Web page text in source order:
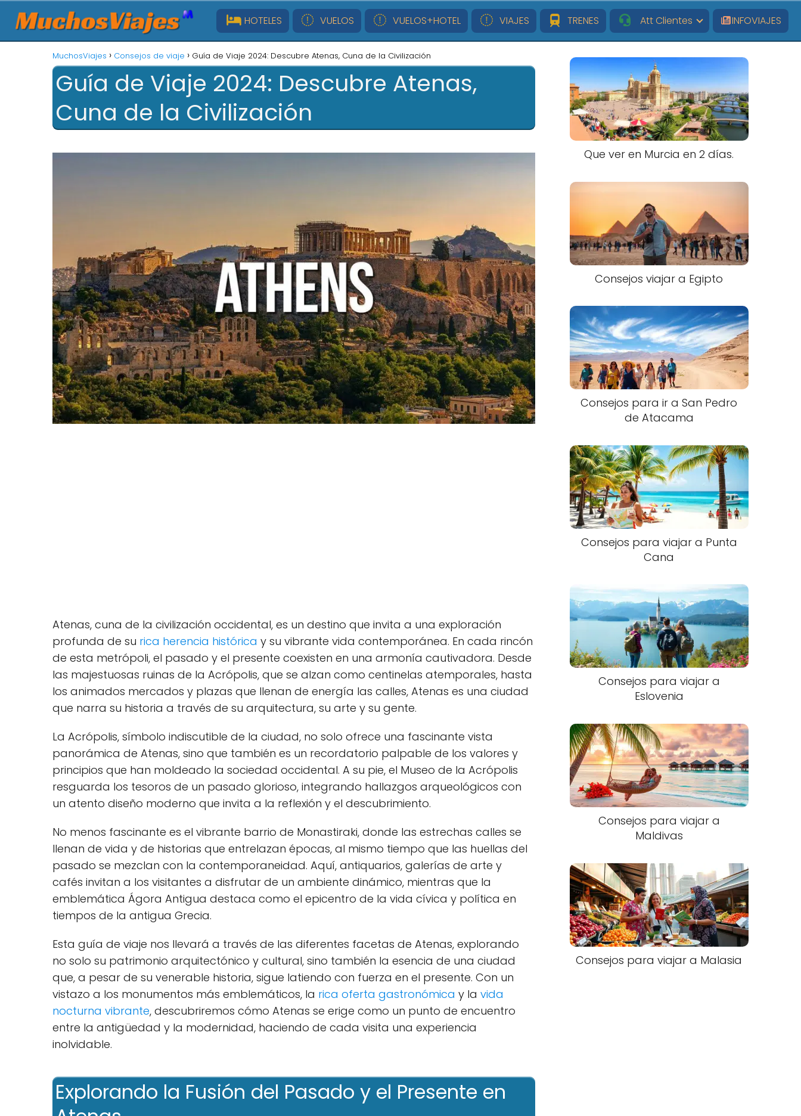
HOTELES VUELOS VUELOS+HOTEL VIAJES TRENES Att Clientes INFOVIAJES
MuchosViajes Consejos de viaje Guía de Viaje 2024: Descubre Atenas, Cuna de la Civilización
Guía de Viaje 2024: Descubre Atenas,
Cuna de la Civilización
Atenas, cuna de la⁢ civilización occidental,​ es un destino‍ que invita a⁤ una⁤ exploración
profunda de su rica‌ herencia histórica y su vibrante vida contemporánea. En cada rincón
de esta metrópoli, el⁢ pasado ⁤y el presente coexisten en‌ una⁢ armonía cautivadora. Desde
las majestuosas ruinas de la Acrópolis, que se alzan ‍como centinelas atemporales, hasta
⁢los animados mercados ‍y plazas que⁣ llenan de energía las calles, ⁤Atenas es una ciudad
‌que narra su historia‍ a través de su⁣ arquitectura, su arte y su gente.
La Acrópolis, símbolo indiscutible de la ciudad, no solo ​ofrece una fascinante vista
panorámica de Atenas, sino que también es​ un recordatorio ​palpable de los valores y
principios que han moldeado la sociedad occidental. A‌ su⁢ pie, el‍ Museo de la ‌Acrópolis
resguarda​ los tesoros de un ⁣pasado glorioso, integrando hallazgos arqueológicos con
un atento ⁣diseño moderno que invita a la reflexión y el descubrimiento.
No menos fascinante es el vibrante barrio de⁢ Monastiraki, donde las estrechas calles se
llenan de vida y de historias que entrelazan épocas, al mismo tiempo que las huellas del
⁤pasado ⁣se‍ mezclan con la ‌contemporaneidad. Aquí, antiquarios, galerías de arte y
cafés invitan a los visitantes a disfrutar de⁢ un ambiente dinámico, mientras que la​
emblemática Ágora Antigua destaca como el epicentro de la vida⁢ cívica ⁤y política‌ en
tiempos de ⁢la antigua⁣ Grecia.
Esta guía de​ viaje nos llevará a través de las ⁢diferentes facetas de⁤ Atenas, explorando‌
no solo su patrimonio arquitectónico y cultural, sino‌ también la esencia ​de una⁢ ciudad
que,⁢ a pesar de su venerable ​historia, sigue latiendo con fuerza en el presente. Con un⁤
vistazo a los monumentos más emblemáticos, la‌ rica oferta gastronómica y la vida
nocturna ‌vibrante, descubriremos cómo Atenas se erige como un​ punto de encuentro
entre‌ la‍ antigüedad y la modernidad, haciendo de cada visita una experiencia
inolvidable.
Explorando⁣ la Fusión del Pasado y el Presente en
Que ver en Murcia en 2 días.
Consejos viajar a Egipto
Consejos para ir a San Pedro
de Atacama
Consejos para viajar a Punta
Cana​
Consejos para viajar a
Eslovenia​
Consejos para viajar a
Maldivas
Consejos para viajar a Malasia​